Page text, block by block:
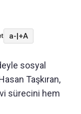
a-|+A
sosyal
Taşkıran,
sürecini hem